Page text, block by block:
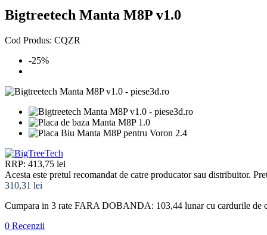
Bigtreetech Manta M8P v1.0
Cod Produs: CQZR
-25%
RRP: 413,75 lei
Acesta este pretul recomandat de catre producator sau distribuitor.
310,31 lei
Cumpara in 3 rate FARA DOBANDA: 103,44 lunar cu cardurile de
0 Recenzii